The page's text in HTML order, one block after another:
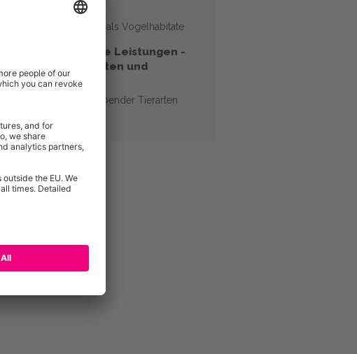
Ställe und Scheunen als Vogelhabitate
Ergebnisorientierte Leistungen -
Vorkommen von Arten und
Biotopen
Vorkommen wertgebender Tierarten